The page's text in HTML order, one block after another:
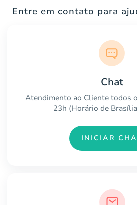
Entre em contato para
Chat
Atendimento ao Cliente todos
23h (Horário de
INICIAR